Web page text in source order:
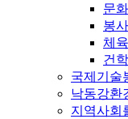
문
봉
체
건
국제기술
낙동강환
지역사회